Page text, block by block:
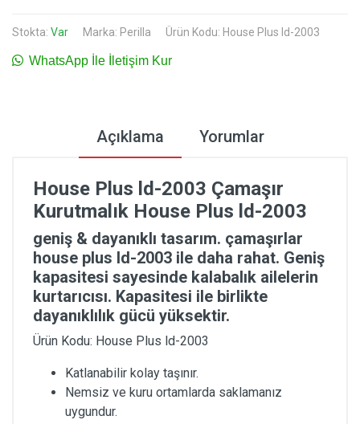
Stokta: Var Marka: Perilla Ürün Kodu: House Plus ld-2003
WhatsApp İle İletişim Kur
Açıklama Yorumlar
House Plus ld-2003 Çamaşır
Kurutmalık House Plus ld-2003
geniş & dayanıklı tasarım. çamaşırlar
house plus ld-2003 ile daha rahat. Geniş
kapasitesi sayesinde kalabalık ailelerin
kurtarıcısı. Kapasitesi ile birlikte
dayanıklılık gücü yüksektir.
Ürün Kodu: House Plus ld-2003
Katlanabilir kolay taşınır.
Nemsiz ve kuru ortamlarda saklamanız
uygundur.